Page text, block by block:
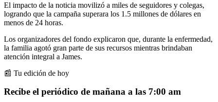
El impacto de la noticia movilizó a miles de seguidores y colegas,
logrando que la campaña superara los 1.5 millones de dólares en
menos de 24 horas.
Los organizadores del fondo explicaron que, durante la enfermedad,
la familia agotó gran parte de sus recursos mientras brindaban
atención integral a James.
📰 Tu edición de hoy
Recibe el periódico de mañana a las 7:00 am